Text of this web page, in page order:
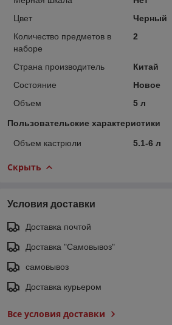
Цвет
Черный
Количество предметов в
наборе
2
Страна производитель
Китай
Состояние
Новое
Объем
5 л
Пользовательские характеристики
Объем кастрюли 5.1-6 л
Скрыть
Условия доставки
Доставка почтой
Доставка "Самовывоз"
самовывоз
Доставка курьером
Все условия доставки